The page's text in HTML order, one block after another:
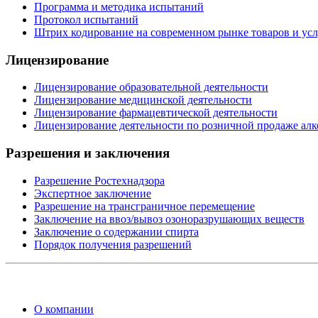
Программа и методика испытаний
Протокол испытаний
Штрих кодирование на современном рынке товаров и
Лицензирование
Лицензирование образовательной деятельности
Лицензирование медицинской деятельности
Лицензирование фармацевтической деятельности
Лицензирование деятельности по розничной продаже
Разрешения и заключения
Разрешение Ростехнадзора
Экспертное заключение
Разрешение на трансграничное перемещение
Заключение на ввоз/вывоз озоноразрушающих веществ
Заключение о содержании спирта
Порядок получения разрешений
О компании